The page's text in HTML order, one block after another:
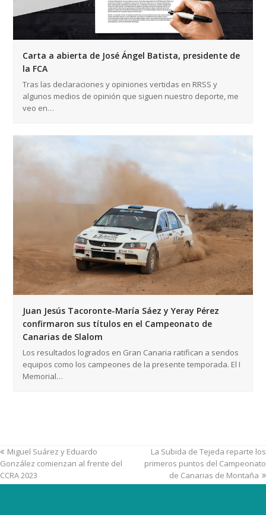
Carta a abierta de José Ángel Batista, presidente de
la FCA
Tras las declaraciones y opiniones vertidas en RRSS y
algunos medios de opinión que siguen nuestro deporte, me
veo en…
Juan Jesús Tacoronte-María Sáez y Yeray Pérez
confirmaron sus títulos en el Campeonato de
Canarias de Slalom
Los resultados logrados en Gran Canaria ratifican a sendos
equipos como los campeones de la presente temporada. El I
Memorial…
Miguel Suárez y Eduardo
González comienzan al frente del
CCRA 2023
La Subida de Tejeda reparte los
primeros puntos del Campeonato
de Canarias de Montaña